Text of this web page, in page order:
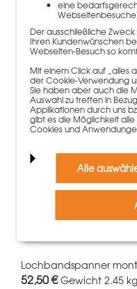
LOGO.3 Element
1.061,00 €Gewicht
Mehr
Lochbandspanner
52,50 €Gewicht 2.45 kg
eine
Der ausschließliche
Ihren Kundenwünschen
Webseiten-Besuch so
Mit einem Click auf „alles
der Cookie-Verwendung
Sie haben aber auch die
Auswahl zu treffen in
Applikationen durch uns
gibt es die Möglichkeit
Cookies und
Alle